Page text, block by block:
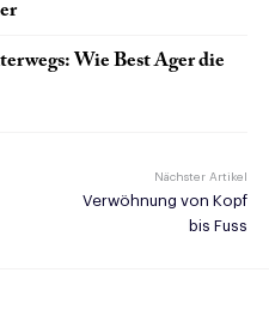
Wie Best Ager die
Nächster Artikel
Verwöhnung von Kopf
bis Fuss